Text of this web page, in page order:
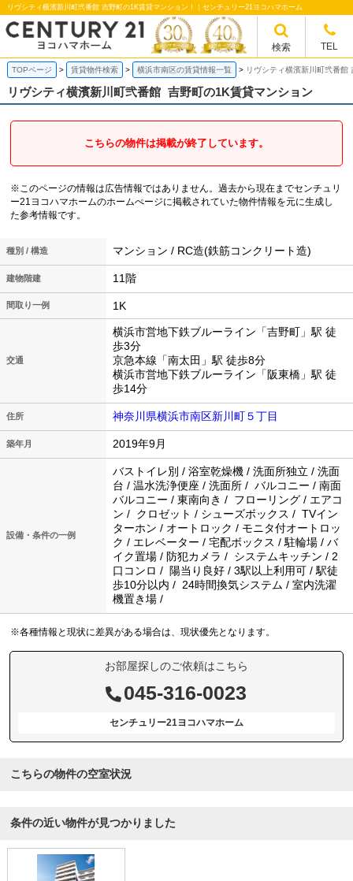
検索 TEL
リヴシティ横濱新川町弐番館 吉野町の1K賃貸マンション！｜センチュリー21ヨコハマホーム
TOPページ 賃貸物件検索 横浜市南区の賃貸情報一覧 リヴシティ横濱新川町弐番館
リヴシティ横濱新川町弐番館 吉野町の1K賃貸マンション
こちらの物件は掲載が終了しています。
※このページの情報は広告情報ではありません。過去から現在までセンチュリ
ー21ヨコハマホームのホームぺージに掲載されていた物件情報を元に生成し
た参考情報です。
種別 / 構造 マンション / RC造(鉄筋コンクリート造)
建物階建 11階
間取り一例 1K
交通
横浜市営地下鉄ブルーライン「吉野町」駅 徒
歩3分
京急本線「南太田」駅 徒歩8分
横浜市営地下鉄ブルーライン「阪東橋」駅 徒
歩14分
住所 神奈川県横浜市南区新川町５丁目
築年月 2019年9月
設備・条件の一例
バストイレ別 / 浴室乾燥機 / 洗面所独立 / 洗面
台 / 温水洗浄便座 / 洗面所 / バルコニー / 南面
バルコニー / 東南向き / フローリング / エアコ
ン / クロゼット / シューズボックス / TVイン
ターホン / オートロック / モニタ付オートロッ
ク / エレベーター / 宅配ボックス / 駐輪場 / バ
イク置場 / 防犯カメラ / システムキッチン / 2
口コンロ / 陽当り良好 / 3駅以上利用可 / 駅徒
歩10分以内 / 24時間換気システム / 室内洗濯
機置き場 /
※各種情報と現状に差異がある場合は、現状優先となります。
お部屋探しのご依頼はこちら
045-316-0023
センチュリー21ヨコハマホーム
こちらの物件の空室状況
条件の近い物件が見つかりました